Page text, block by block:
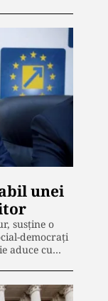
unei
susține o
democrați
aduce cu…